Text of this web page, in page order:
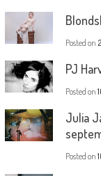
Posted on
PJ
Posted on
Julia
Posted on